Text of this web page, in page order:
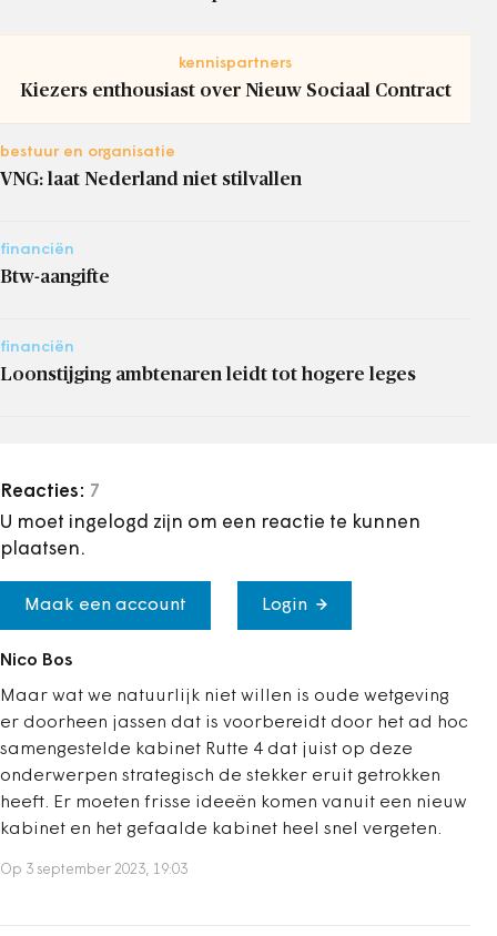
kennispartners
Kiezers enthousiast over Nieuw Sociaal Contract
bestuur en organisatie
VNG: laat Nederland niet stilvallen
financiën
Btw-aangifte
financiën
Loonstijging ambtenaren leidt tot hogere leges
Reacties: 7
U moet ingelogd zijn om een reactie te kunnen
plaatsen.
Maak een account Login
Nico Bos
Maar wat we natuurlijk niet willen is oude wetgeving
er doorheen jassen dat is voorbereidt door het ad hoc
samengestelde kabinet Rutte 4 dat juist op deze
onderwerpen strategisch de stekker eruit getrokken
heeft. Er moeten frisse ideeën komen vanuit een nieuw
kabinet en het gefaalde kabinet heel snel vergeten.
Op 3 september 2023, 19:03